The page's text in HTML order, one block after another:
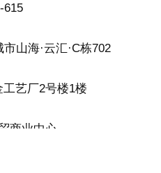
615
山海·云汇·C栋702
艺厂2号楼1楼
商业中心